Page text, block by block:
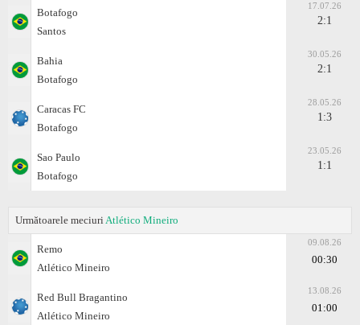
Botafogo
Santos
17.07.26
2:1
Bahia
Botafogo
30.05.26
2:1
Caracas FC
Botafogo
28.05.26
1:3
Sao Paulo
Botafogo
23.05.26
1:1
Următoarele meciuri Atlético Mineiro
Remo
Atlético Mineiro
09.08.26
00:30
Red Bull Bragantino
Atlético Mineiro
13.08.26
01:00